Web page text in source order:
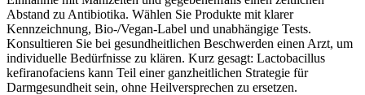
Abstand zu Antibiotika. Wählen Sie Produkte mit klarer
Kennzeichnung, Bio-/Vegan-Label und unabhängige Tests.
Konsultieren Sie bei gesundheitlichen Beschwerden einen Arzt, um
individuelle Bedürfnisse zu klären. Kurz gesagt: Lactobacillus
kefiranofaciens kann Teil einer ganzheitlichen Strategie für
Darmgesundheit sein, ohne Heilversprechen zu ersetzen.